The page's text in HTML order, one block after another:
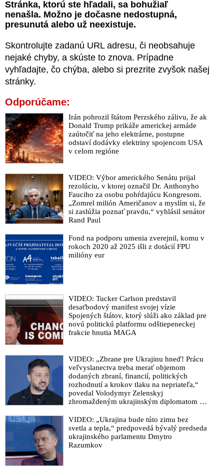
Stránka, ktorú ste hľadali, sa bohužiaľ
nenašla. Možno je dočasne nedostupná,
presunutá alebo už neexistuje.
Skontrolujte zadanú URL adresu, či neobsahuje
nejaké chyby, a skúste to znova. Prípadne
vyhľadajte, čo chýba, alebo si prezrite zvyšok našej
stránky.
Odporúčame:
Irán pohrozil štátom Perzského zálivu, že ak
Donald Trump prikáže americkej armáde
zaútočiť na jeho elektrárne, postupne
odstaví dodávky elektriny spojencom USA
v celom regióne
VIDEO: Výbor amerického Senátu prijal
rezolúciu, v ktorej označil Dr. Anthonyho
Fauciho za osobu pohŕdajúcu Kongresom.
„Zomrel milión Američanov a myslím si, že
si zaslúžia poznať pravdu,“ vyhlásil senátor
Rand Paul
Fond na podporu umenia zverejnil, komu v
rokoch 2020 až 2025 išli z dotácií FPU
milióny eur
VIDEO: Tucker Carlson predstavil
desaťbodový manifest svojej vízie
Spojených štátov, ktorý slúži ako základ pre
novú politickú platformu odštiepeneckej
frakcie hnutia MAGA
VIDEO: „Zbrane pre Ukrajinu hneď! Prácu
veľvyslanectva treba merať objemom
dodaných zbraní, financií, politických
rozhodnutí a krokov tlaku na nepriateľa,“
povedal Volodymyr Zelenskyj
zhromaždeným ukrajinským diplomatom v
že USA Ukrajine nedodajú protiraketové
systémy Patriot
VIDEO: „Ukrajina bude túto zimu bez
svetla a tepla,“ predpovedá bývalý predseda
ukrajinského parlamentu Dmytro
Razumkov